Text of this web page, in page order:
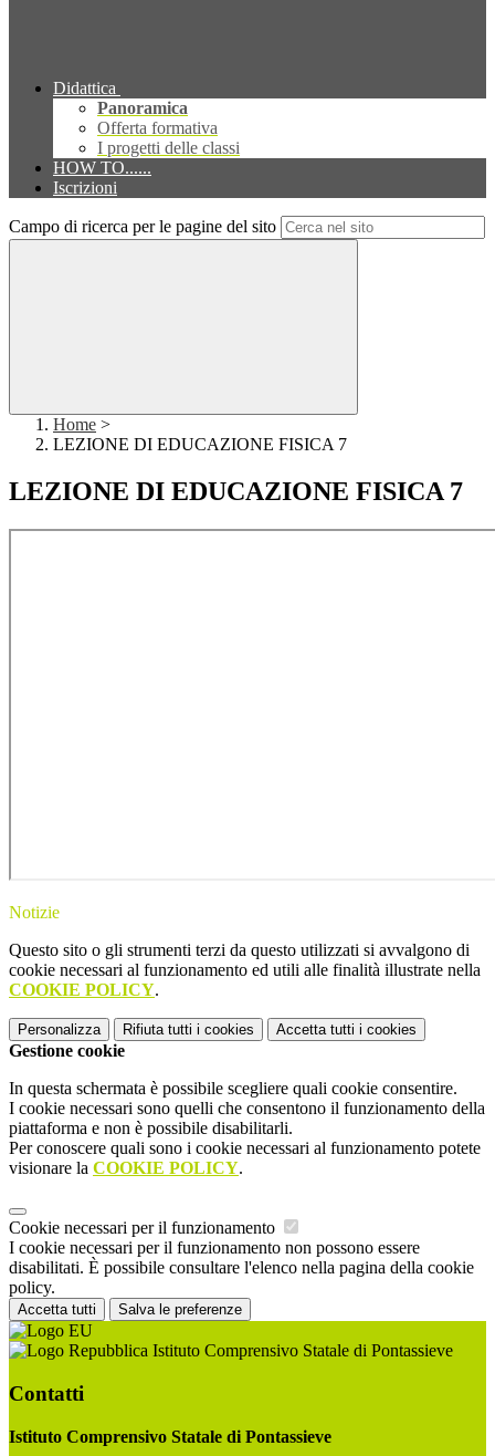
Didattica
Panoramica
Offerta formativa
I progetti delle classi
HOW TO......
Iscrizioni
Campo di ricerca per le pagine del sito
Home >
LEZIONE DI EDUCAZIONE FISICA 7
LEZIONE DI EDUCAZIONE FISICA 7
Notizie
Questo sito o gli strumenti terzi da questo utilizzati si avvalgono di
cookie necessari al funzionamento ed utili alle finalità illustrate nella
COOKIE POLICY.
Personalizza Rifiuta tutti i cookies Accetta tutti i cookies
Gestione cookie
In questa schermata è possibile scegliere quali cookie consentire.
I cookie necessari sono quelli che consentono il funzionamento della
piattaforma e non è possibile disabilitarli.
Per conoscere quali sono i cookie necessari al funzionamento potete
visionare la COOKIE POLICY.
Cookie necessari per il funzionamento
I cookie necessari per il funzionamento non possono essere
disabilitati. È possibile consultare l'elenco nella pagina della cookie
policy.
Accetta tutti Salva le preferenze
Istituto Comprensivo Statale di Pontassieve
Contatti
Istituto Comprensivo Statale di Pontassieve